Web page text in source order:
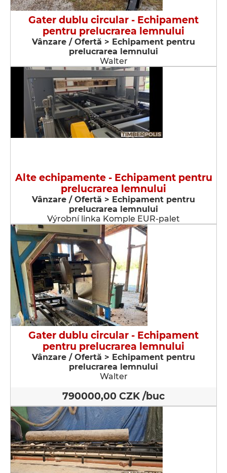
Gater dublu circular - Echipament
pentru prelucrarea lemnului
Vânzare / Ofertă > Echipament pentru
prelucrarea lemnului
Walter
Alte echipamente - Echipament pentru
prelucrarea lemnului
Vânzare / Ofertă > Echipament pentru
prelucrarea lemnului
Výrobní linka Komple EUR-palet
Gater dublu circular - Echipament
pentru prelucrarea lemnului
Vânzare / Ofertă > Echipament pentru
prelucrarea lemnului
Walter
790000,00 CZK /buc